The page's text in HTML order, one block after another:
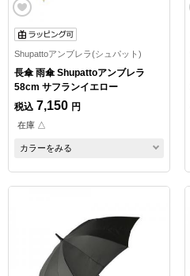
Shupattoアンブレラ(シュパット)
長傘 雨傘 Shupattoアンブレラ
58cm サフランイエロー
税込 7,150 円
在庫 △
カラーをみる